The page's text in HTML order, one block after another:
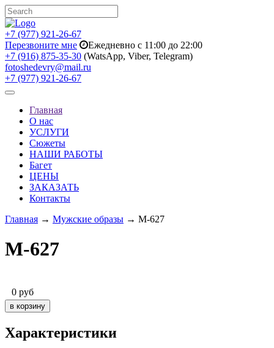
+7 (977) 921-26-67
Перезвоните мне
Ежедневно с 11:00 до 22:00
+7 (916) 875-35-30 (WatsApp, Viber, Telegram)
fotoshedevry@mail.ru
+7 (977) 921-26-67
Toggle
navigationГлавная
О нас
УСЛУГИ
Сюжеты
НАШИ РАБОТЫ
Багет
ЦЕНЫ
ЗАКАЗАТЬ
Контакты
Главная → Мужские образы → M-627
M-627
0 руб
Характеристики